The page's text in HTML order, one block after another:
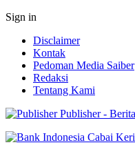
Sign in
Disclaimer
Kontak
Pedoman Media Saiber
Redaksi
Tentang Kami
Publisher -